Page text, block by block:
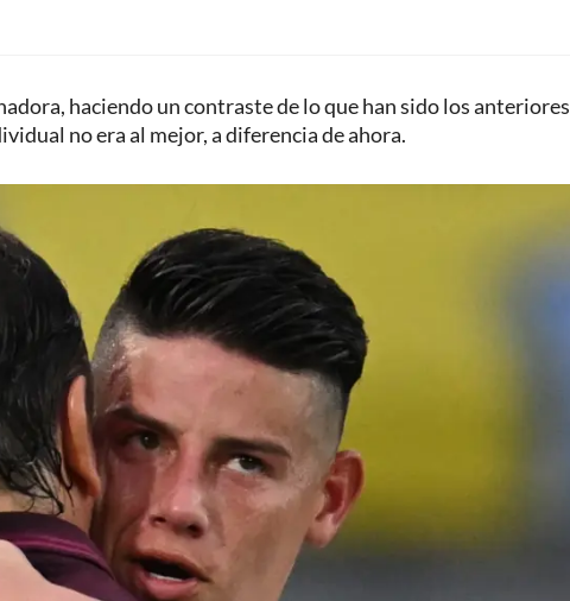
haciendo un contraste de lo que han sido los anteriores
no era al mejor, a diferencia de ahora.